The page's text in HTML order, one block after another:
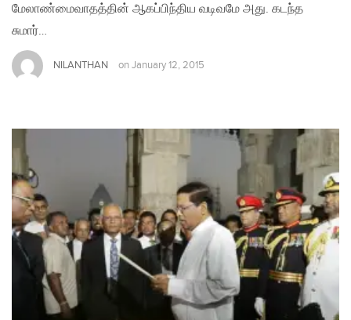
மேலாண்மைவாதத்தின் ஆகப்பிந்திய வடிவமே அது. கடந்த
சுமார்…
NILANTHAN on January 12, 2015